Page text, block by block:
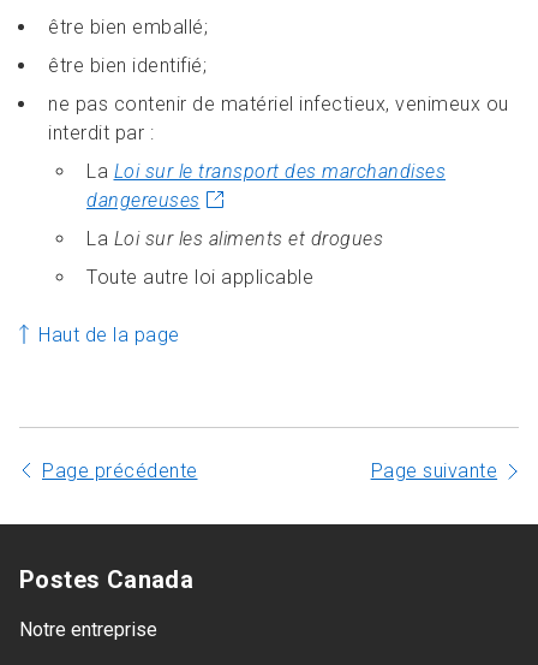
être bien emballé;
être bien identifié;
ne pas contenir de matériel infectieux, venimeux ou
interdit par :
La Loi sur le transport des marchandises
dangereuses
La Loi sur les aliments et drogues
Toute autre loi applicable
Haut de la page
Page précédente Page suivante
Postes Canada
Notre entreprise